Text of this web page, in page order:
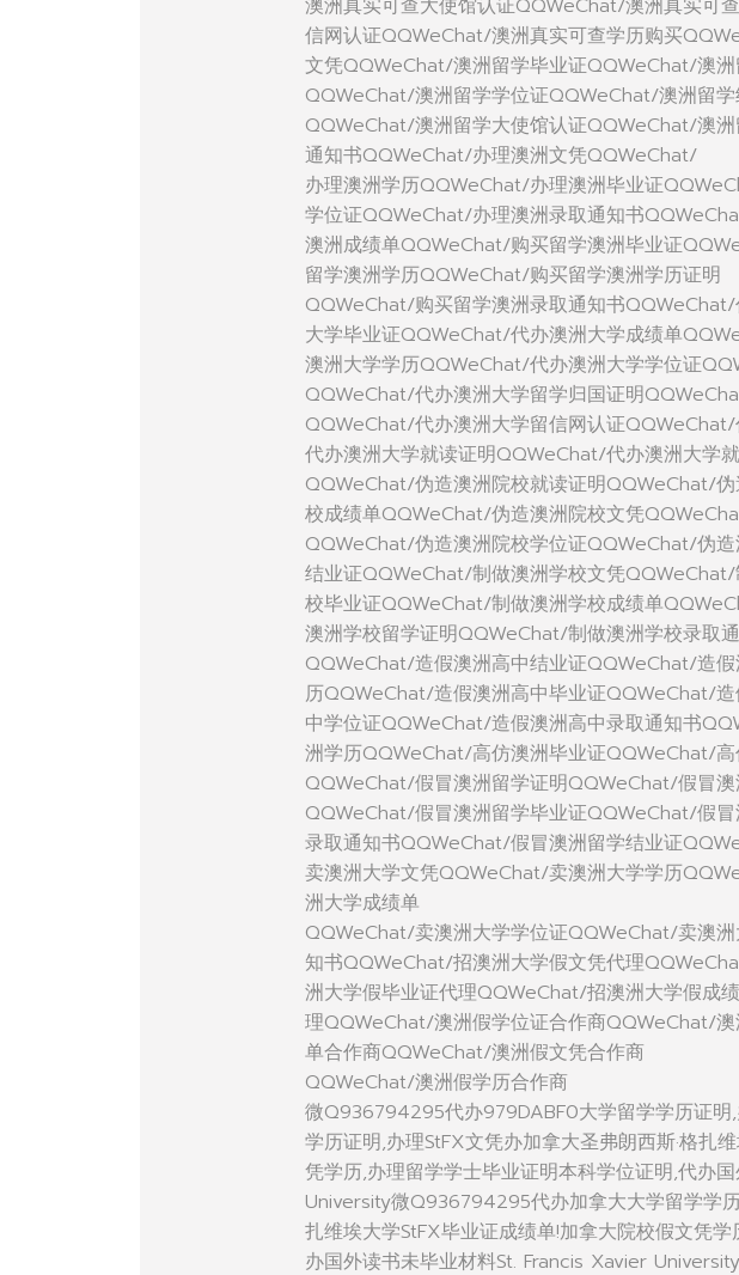
澳洲真实可查大使馆认证QQWeChat/澳洲真实可
信网认证QQWeChat/澳洲真实可查学历购买
文凭QQWeChat/澳洲留学毕业证QQWeChat/澳
QQWeChat/澳洲留学学位证QQWeChat/澳洲留
QQWeChat/澳洲留学大使馆认证QQWeChat/澳
通知书QQWeChat/办理澳洲文凭QQWeChat/
办理澳洲学历QQWeChat/办理澳洲毕业证
学位证QQWeChat/办理澳洲录取通知书
澳洲成绩单QQWeChat/购买留学澳洲毕业证
留学澳洲学历QQWeChat/购买留学澳洲学历证明
QQWeChat/购买留学澳洲录取通知书
大学毕业证QQWeChat/代办澳洲大学成绩单
澳洲大学学历QQWeChat/代办澳洲大学学位证
QQWeChat/代办澳洲大学留学归国证明
QQWeChat/代办澳洲大学留信网认证
代办澳洲大学就读证明QQWeChat/代办澳洲大学
QQWeChat/伪造澳洲院校就读证明QQWeChat/
校成绩单QQWeChat/伪造澳洲院校文凭
QQWeChat/伪造澳洲院校学位证QQWeChat/伪
结业证QQWeChat/制做澳洲学校文凭
校毕业证QQWeChat/制做澳洲学校成绩单
澳洲学校留学证明QQWeChat/制做澳洲学校录取
QQWeChat/造假澳洲高中结业证QQWeChat/造
历QQWeChat/造假澳洲高中毕业证QQWeChat/
中学位证QQWeChat/造假澳洲高中录取通知书
洲学历QQWeChat/高仿澳洲毕业证QQWeChat/
QQWeChat/假冒澳洲留学证明QQWeChat/假冒
QQWeChat/假冒澳洲留学毕业证QQWeChat/假
录取通知书QQWeChat/假冒澳洲留学结业证
卖澳洲大学文凭QQWeChat/卖澳洲大学学历
洲大学成绩单
QQWeChat/卖澳洲大学学位证QQWeChat/卖澳
知书QQWeChat/招澳洲大学假文凭代理
洲大学假毕业证代理QQWeChat/招澳洲大学假成
理QQWeChat/澳洲假学位证合作商QQWeChat/
单合作商QQWeChat/澳洲假文凭合作商
QQWeChat/澳洲假学历合作商
微Q936794295代办979DABF0大学留学学历证
学历证明,办理StFX文凭办加拿大圣弗朗西斯·格扎
凭学历,办理留学学士毕业证明本科学位证明,代办
University微Q936794295代办加拿大大学留学学
扎维埃大学StFX毕业证成绩单!加拿大院校假文凭
办国外读书未毕业材料St. Francis Xavier